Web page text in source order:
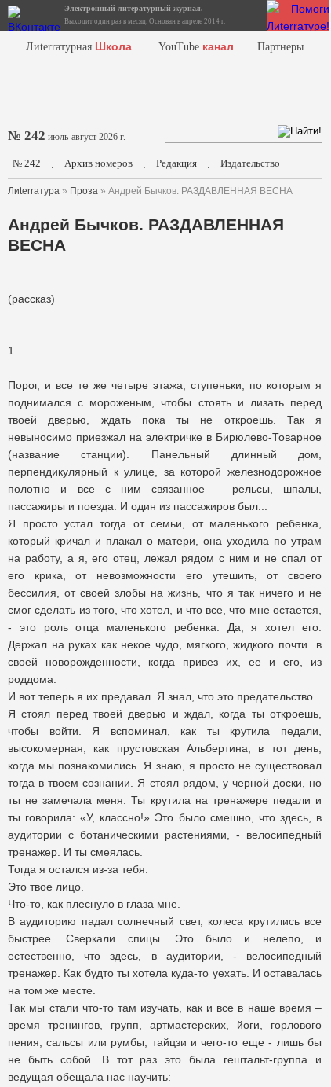
Электронный литературный журнал.
Выходит один раз в месяц. Основан в апреле 2014 г.
Лиterraтурная Школа YouTube канал Партнеры
№ 242 июль-август 2026 г.
№ 242 . Архив номеров . Редакция . Издательство
Лиterraтура » Проза » Андрей Бычков. РАЗДАВЛЕННАЯ ВЕСНА
Андрей Бычков. РАЗДАВЛЕННАЯ
ВЕСНА
(рассказ)
1.
Порог, и все те же четыре этажа, ступеньки, по которым я
поднимался с мороженым, чтобы стоять и лизать перед
твоей дверью, ждать пока ты не откроешь. Так я
невыносимо приезжал на электричке в Бирюлево-Товарное
(название станции). Панельный длинный дом,
перпендикулярный к улице, за которой железнодорожное
полотно и все с ним связанное – рельсы, шпалы,
пассажиры и поезда. И один из пассажиров был...
Я просто устал тогда от семьи, от маленького ребенка,
который кричал и плакал о матери, она уходила по утрам
на работу, а я, его отец, лежал рядом с ним и не спал от
его крика, от невозможности его утешить, от своего
бессилия, от своей злобы на жизнь, что я так ничего и не
смог сделать из того, что хотел, и что все, что мне остается,
- это роль отца маленького ребенка. Да, я хотел его.
Держал на руках как некое чудо, мягкого, жидкого почти в
своей новорожденности, когда привез их, ее и его, из
роддома.
И вот теперь я их предавал. Я знал, что это предательство.
Я стоял перед твоей дверью и ждал, когда ты откроешь,
чтобы войти. Я вспоминал, как ты крутила педали,
высокомерная, как прустовская Альбертина, в тот день,
когда мы познакомились. Я знаю, я просто не существовал
тогда в твоем сознании. Я стоял рядом, у черной доски, но
ты не замечала меня. Ты крутила на тренажере педали и
ты говорила: «У, классно!» Это было смешно, что здесь, в
аудитории с ботаническими растениями, - велосипедный
тренажер. И ты смеялась.
Тогда я остался из-за тебя.
Это твое лицо.
Что-то, как плеснуло в глаза мне.
В аудиторию падал солнечный свет, колеса крутились все
быстрее. Сверкали спицы. Это было и нелепо, и
естественно, что здесь, в аудитории, - велосипедный
тренажер. Как будто ты хотела куда-то уехать. И оставалась
на том же месте.
Так мы стали что-то там изучать, как и все в наше время –
время тренингов, групп, артмастерских, йоги, горлового
пения, сальсы или румбы, тайцзи и чего-то еще - лишь бы
не быть собой. В тот раз это была гештальт-группа и
ведущая обещала нас научить: